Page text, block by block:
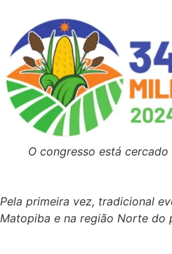
O congresso está
Pela primeira vez, tradicional
Matopiba e na região Norte do